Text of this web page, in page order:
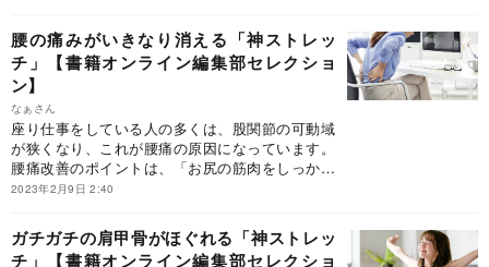
流が悪くなり、コリが生まれる」から。硬くなっ
た筋肉を徹底的にほぐし、コリをとる。それには
ストレッチしかない。
腰の痛みがいきなり消える「神ストレッ
チ」【書籍オンライン編集部セレクショ
ン】
なぁさん
座り仕事をしている人の多くは、股関節の可動域
が狭くなり、これが腰痛の原因になっています。
腰痛改善のポイントは、「お尻の筋肉をしっかり
伸ばす」です。
2023年2月9日 2:40
ガチガチの肩甲骨がほぐれる「神ストレッ
チ」【書籍オンライン編集部セレクショ